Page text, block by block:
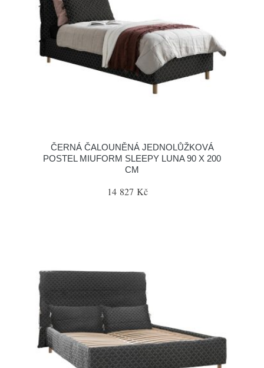
ČERNÁ ČALOUNĚNÁ JEDNOLŮŽKOVÁ
POSTEL MIUFORM SLEEPY LUNA 90 X 200
CM
14 827 Kč